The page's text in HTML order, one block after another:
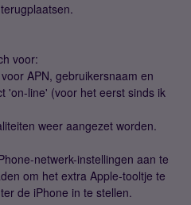
voor:
APN, gebruikersnaam en
'on-line' (voor het eerst sinds ik
weer aangezet worden.
netwerk-instellingen aan te
om het extra Apple-tooltje te
de iPhone in te stellen.